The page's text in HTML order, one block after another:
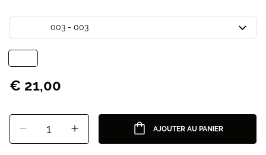
003 - 003
€ 21,00
1 AJOUTER AU PANIER